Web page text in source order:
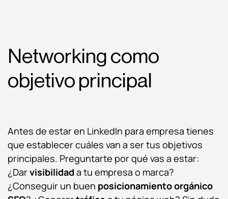
Networking como
objetivo principal
Antes de estar en LinkedIn para empresa tienes
que establecer cuáles van a ser tus objetivos
principales. Preguntarte por qué vas a estar:
¿Dar visibilidad a tu empresa o marca?
¿Conseguir un buen posicionamiento orgánico